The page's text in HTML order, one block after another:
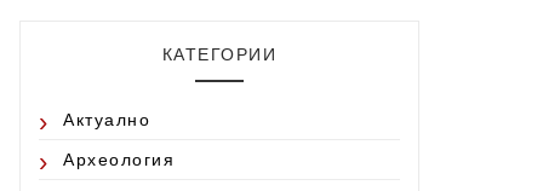
КАТЕГОРИИ
Актуално
Археология